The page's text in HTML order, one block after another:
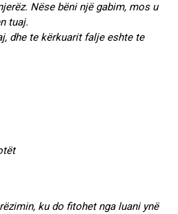
Nëse bëni një gabim, mos u
tuaj.
dhe te kërkuarit falje eshte te
ku do fitohet nga luani ynë